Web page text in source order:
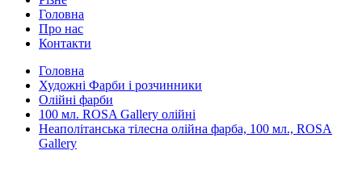
Головна
Про нас
Контакти
Головна
Художні Фарби і розчинники
Олійні фарби
100 мл. ROSA Gallery олійні
Неаполітанська тілесна олійна фарба, 100 мл., ROSA
Gallery